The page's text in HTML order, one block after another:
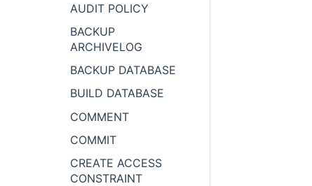
AUDIT POLICY
BACKUP
ARCHIVELOG
BACKUP DATABASE
BUILD DATABASE
COMMENT
COMMIT
CREATE ACCESS
CONSTRAINT